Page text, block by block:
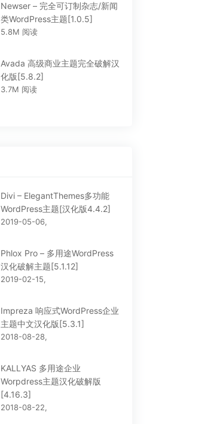
Newser – 完全可订制杂志/新闻
类WordPress主题[1.0.5]
5.8M 阅读
Avada 高级商业主题完全破解汉
化版[5.8.2]
3.7M 阅读
Divi – ElegantThemes多功能
WordPress主题[汉化版4.4.2]
2019-05-06,
Phlox Pro – 多用途WordPress
汉化破解主题[5.1.12]
2019-02-15,
Impreza 响应式WordPress企业
主题中文汉化版[5.3.1]
2018-08-28,
KALLYAS 多用途企业
Worpdress主题汉化破解版
[4.16.3]
2018-08-22,